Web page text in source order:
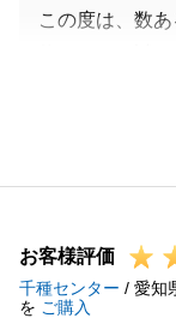
この度は、数
けましたこと
今後とも何か
気軽にご連絡
お客様評価
千種センター / 愛知
を ご購入